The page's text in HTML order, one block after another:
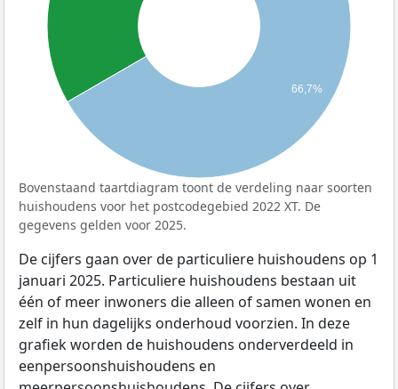
66,7%
Bovenstaand taartdiagram toont de verdeling naar soorten
huishoudens voor het postcodegebied 2022 XT. De
gegevens gelden voor 2025.
De cijfers gaan over de particuliere huishoudens op 1
januari 2025. Particuliere huishoudens bestaan uit
één of meer inwoners die alleen of samen wonen en
zelf in hun dagelijks onderhoud voorzien. In deze
grafiek worden de huishoudens onderverdeeld in
eenpersoonshuishoudens en